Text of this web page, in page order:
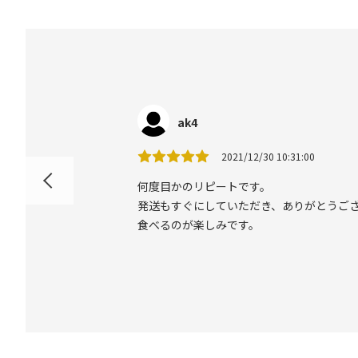
ak4
2021/12/30 10:31:00
何度目かのリピートです。
発送もすぐにしていただき、ありがとうご
食べるのが楽しみです。